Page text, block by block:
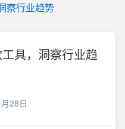
察行业趋势
具，洞察行业趋
28日